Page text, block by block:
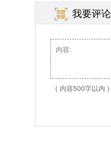
我要评论
( 内容500字以内 )